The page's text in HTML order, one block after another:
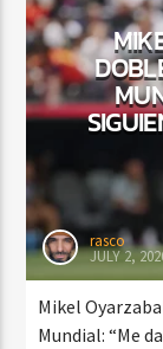
CURRENT SHOW
12:00
rasco
JULY 2,
Mikel
Mundial: “Me